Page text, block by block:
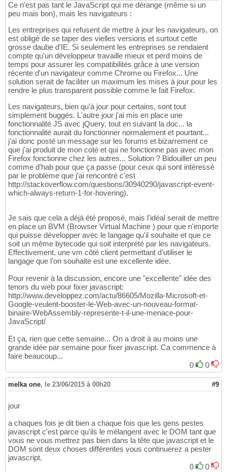
Ce n'est pas tant le JavaScript qui me dérange (même si un
peu mais bon), mais les navigateurs :
Les entreprises qui refusent de mettre à jour les navigateurs, on
est obligé de se taper des vielles versions et surtout cette
grosse daube d'IE. Si seulement les entreprises se rendaient
compte qu'un développeur travaille mieux et perd moins de
temps pour assurer les compatibilités grâce à une version
récente d'un navigateur comme Chrome ou Firefox... Une
solution serait de faciliter un maximum les mises à jour pour les
rendre le plus transparent possible comme le fait Firefox.
Les navigateurs, bien qu'à jour pour certains, sont tout
simplement buggés. L'autre jour j'ai mis en place une
fonctionnalité JS avec jQuery, tout en suivant la doc... la
fonctionnalité aurait du fonctionner normalement et pourtant...
j'ai donc posté un message sur les forums et bizarrement ce
que j'ai produit de mon coté et qui ne fonctionne pas avec mon
Firefox fonctionne chez les autres... Solution ? Bidouiller un peu
comme d'hab pour que ça passe (pour ceux qui sont intéressé
par le problème que j'ai rencontré c'est
http://stackoverflow.com/questions/30940290/javascript-event-
which-always-return-1-for-hovering).
Je sais que cela a déjà été proposé, mais l'idéal serait de mettre
en place un BVM (Browser Virtual Machine ) pour que n'importe
qui puisse développer avec le langage qu'il souhaite et que ce
soit un même bytecode qui soit interprété par les navigateurs.
Effectivement, une vm côté client permettant d'utiliser le
langage que l'on souhaite est une excellente idée.
Pour revenir à la discussion, encore une "excellente" idée des
tenors du web pour fixer javascript:
http://www.developpez.com/actu/86605/Mozilla-Microsoft-et-
Google-veulent-booster-le-Web-avec-un-nouveau-format-
binaire-WebAssembly-represente-t-il-une-menace-pour-
JavaScript/
Et ça, rien que cette semaine... On a droit à au moins une
grande idée par semaine pour fixer javascript. Ca commence à
faire beaucoup...
0
0
melka one, le 23/06/2015 à 00h20 #9
jour
a chaques fois je dit bien a chaque fois que les gens pestes
javascript c'est parce qu'ils le mélangent avec le DOM tant que
vous ne vous mettrez pas bien dans la tête que javascript et le
DOM sont deux choses différentes vous continuerez a pester
javascript.
0
0